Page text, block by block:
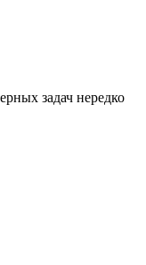
задач нередко